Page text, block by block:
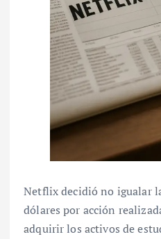
Netflix decidió no igualar
dólares por acción
adquirir los activos de